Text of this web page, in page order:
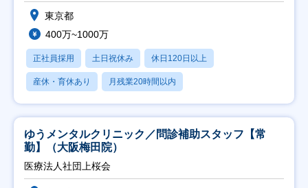
東京都
400万~1000万
正社員採用 土日祝休み 休日120日以上
産休・育休あり 月残業20時間以内
ゆうメンタルクリニック／問診補助スタッフ【常
勤】（大阪梅田院）
医療法人社団上桜会